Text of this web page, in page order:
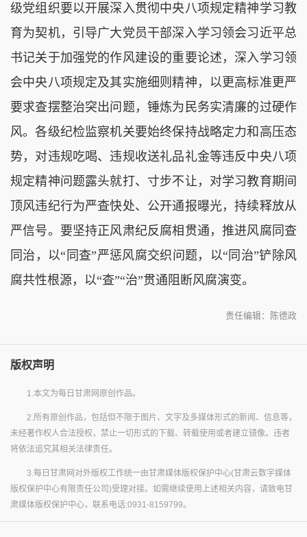
级党组织要以开展深入贯彻中央八项规定精神学习教
育为契机，引导广大党员干部深入学习领会习近平总
书记关于加强党的作风建设的重要论述，深入学习领
会中央八项规定及其实施细则精神，以更高标准更严
要求查摆整治突出问题，锤炼为民务实清廉的过硬作
风。各级纪检监察机关要始终保持战略定力和高压态
势，对违规吃喝、违规收送礼品礼金等违反中央八项
规定精神问题露头就打、寸步不让，对学习教育期间
顶风违纪行为严查快处、公开通报曝光，持续释放从
严信号。要坚持正风肃纪反腐相贯通，推进风腐同查
同治，以“同查”严惩风腐交织问题，以“同治”铲除风
腐共性根源，以“查”“治”贯通阻断风腐演变。
责任编辑：陈德政
版权声明
1.本文为每日甘肃网原创作品。
2.所有原创作品，包括但不限于图片、文字及多媒体形式的新闻、信息等，
未经著作权人合法授权，禁止一切形式的下载、转载使用或者建立镜像。违者
将依法追究其相关法律责任。
3.每日甘肃网对外版权工作统一由甘肃媒体版权保护中心(甘肃云数字媒体
版权保护中心有限责任公司)受理对接。如需继续使用上述相关内容，请致电甘
肃媒体版权保护中心，联系电话:0931-8159799。